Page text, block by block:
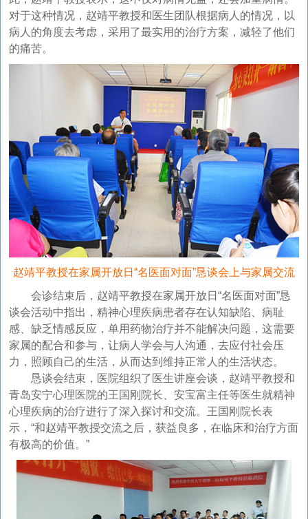
对于这种情况，赵靖平教授和医生团队根据病人的情况，以
病人的角度去考虑，采用了最实用的治疗方案，减轻了他们
的痛苦。
赵靖平教授在家属开放日“名医面对面”恳谈会上与家属交流
会诊结束后，赵靖平教授在家属开放日“名医面对面”恳
谈会活动中指出，精神心理疾病患者存在认知缺陷、病耻
感、缺乏情感反应，单用药物治疗并不能解决问题，这需要
家属的配合和参与，让病人学会与人沟通，去应付社会压
力，照顾自己的生活，从而达到维持正常人的生活状态。
恳谈会结束，医院组织了医生讲座会谈，赵靖平教授和
青岛安宁心理医院的王国刚院长、安宝富主任等医生就精神
心理疾病的治疗进行了深入探讨和交流。王国刚院长表
示，“和赵靖平教授交流之后，获益良多，在临床和治疗方面
有极高的价值。”